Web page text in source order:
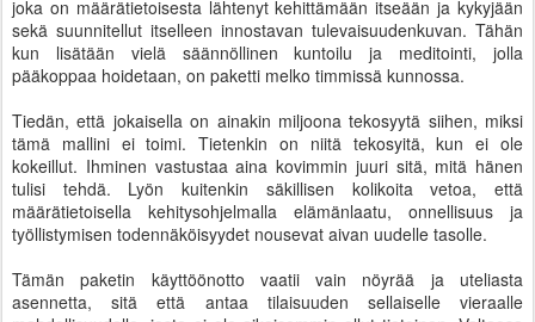
joka on määrätietoisesta lähtenyt kehittämään itseään ja kykyjään
sekä suunnitellut itselleen innostavan tulevaisuudenkuvan. Tähän
kun lisätään vielä säännöllinen kuntoilu ja meditointi, jolla
pääkoppaa hoidetaan, on paketti melko timmissä kunnossa.
Tiedän, että jokaisella on ainakin miljoona tekosyytä siihen, miksi
tämä mallini ei toimi. Tietenkin on niitä tekosyitä, kun ei ole
kokeillut. Ihminen vastustaa aina kovimmin juuri sitä, mitä hänen
tulisi tehdä. Lyön kuitenkin säkillisen kolikoita vetoa, että
määrätietoisella kehitysohjelmalla elämänlaatu, onnellisuus ja
työllistymisen todennäköisyydet nousevat aivan uudelle tasolle.
Tämän paketin käyttöönotto vaatii vain nöyrää ja uteliasta
asennetta, sitä että antaa tilaisuuden sellaiselle vieraalle